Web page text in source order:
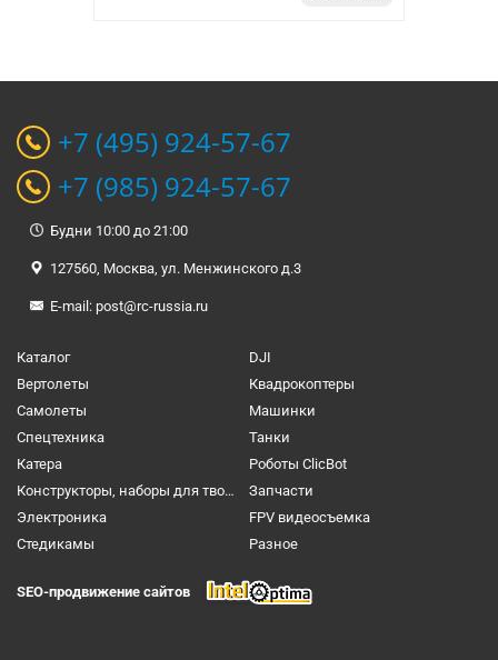
+7 (495) 924-57-67
+7 (985) 924-57-67
Будни 10:00 до 21:00
127560, Москва, ул. Менжинского д.3
E-mail: post@rc-russia.ru
Каталог
DJI
Вертолеты
Квадрокоптеры
Самолеты
Машинки
Спецтехника
Танки
Катера
Роботы ClicBot
Конструкторы, наборы для творчества и настольные игры
Запчасти
Электроника
FPV видеосъемка
Cтедикамы
Разное
SEO-продвижение сайтов